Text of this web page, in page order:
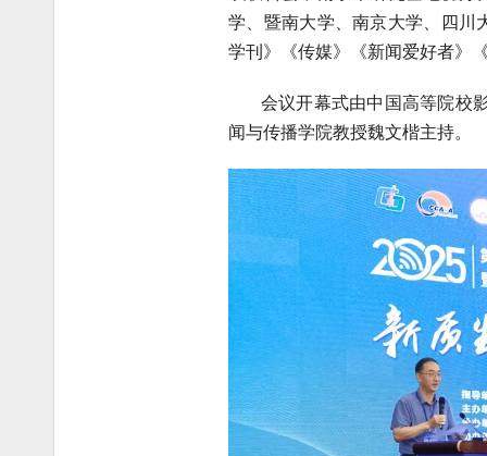
学、暨南大学、南京大学、四川
学刊》《传媒》《新闻爱好者》
会议开幕式由中国高等院校影
闻与传播学院教授魏文楷主持。